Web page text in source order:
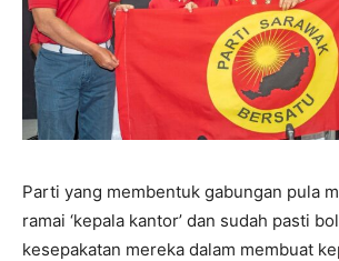
Parti yang membentuk gabungan pula
ramai ‘kepala kantor’ dan sudah pasti
kesepakatan mereka dalam membuat